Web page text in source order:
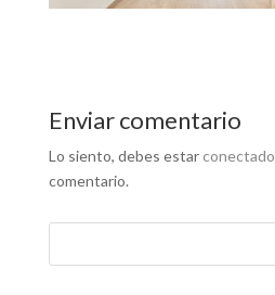
Enviar comentario
Lo siento, debes estarconectado
comentario.